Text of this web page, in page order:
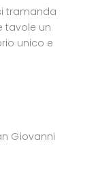
tramanda
tavole un
unico e
Giovanni